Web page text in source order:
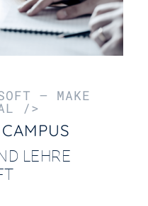
– MAKE
/>
LEHRE